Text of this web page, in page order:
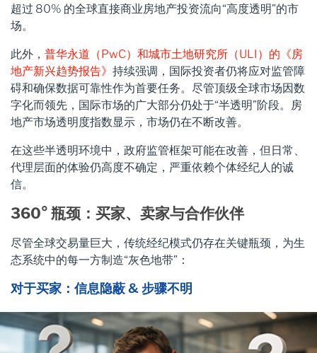
超过 80% 的全球直接商业房地产投资流向“高度透明”的市
场。
此外， 普华永道（PwC）和城市土地研究所（ULI）的《房
地产新兴趋势报告》 持续强调，国际投资者仍将应对监管障
碍和确保数据可靠性作为首要任务。尽管顶级全球市场因数
字化而领先，国际市场的广大部分仍处于“半透明”阶段。房
地产市场透明度指数显示，市场仍在不断改善。
在这些半透明环境中，政府监管框架可能在改善，但日常、
代理层面的体验仍高度不确定，严重依赖个体经纪人的诚
信。
360° 瓶颈：买家、卖家与合作伙伴
尽管全球交易量巨大，传统经纪模式仍存在关键瓶颈，为生
态系统中的每一方制造“灰色地带”：
对于买家：信息隐蔽 & 步骤不明